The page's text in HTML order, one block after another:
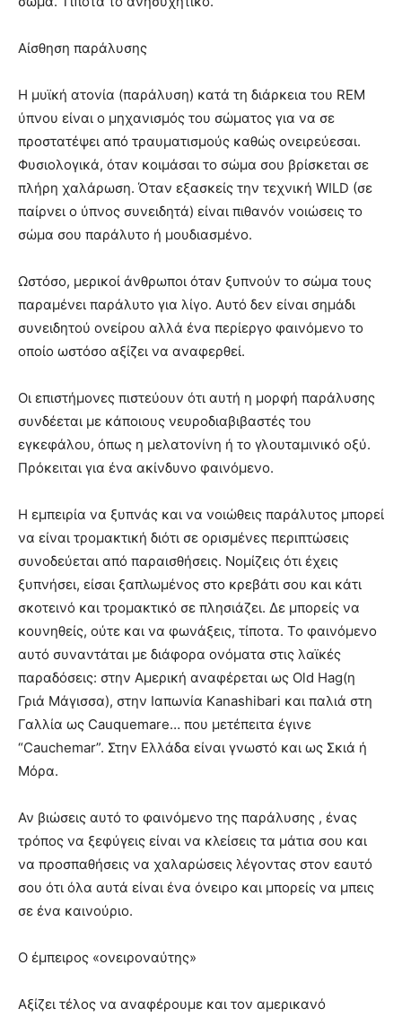
Αίσθηση παράλυσης
Η μυϊκή ατονία (παράλυση) κατά τη διάρκεια του REM
ύπνου είναι ο μηχανισμός του σώματος για να σε
προστατέψει από τραυματισμούς καθώς ονειρεύεσαι.
Φυσιολογικά, όταν κοιμάσαι το σώμα σου βρίσκεται σε
πλήρη χαλάρωση. Όταν εξασκείς την τεχνική WILD (σε
παίρνει ο ύπνος συνειδητά) είναι πιθανόν νοιώσεις το
σώμα σου παράλυτο ή μουδιασμένο.
Ωστόσο, μερικοί άνθρωποι όταν ξυπνούν το σώμα τους
παραμένει παράλυτο για λίγο. Αυτό δεν είναι σημάδι
συνειδητού ονείρου αλλά ένα περίεργο φαινόμενο το
οποίο ωστόσο αξίζει να αναφερθεί.
Οι επιστήμονες πιστεύουν ότι αυτή η μορφή παράλυσης
συνδέεται με κάποιους νευροδιαβιβαστές του
εγκεφάλου, όπως η μελατονίνη ή το γλουταμινικό οξύ.
Πρόκειται για ένα ακίνδυνο φαινόμενο.
Η εμπειρία να ξυπνάς και να νοιώθεις παράλυτος μπορεί
να είναι τρομακτική διότι σε ορισμένες περιπτώσεις
συνοδεύεται από παραισθήσεις. Νομίζεις ότι έχεις
ξυπνήσει, είσαι ξαπλωμένος στο κρεβάτι σου και κάτι
σκοτεινό και τρομακτικό σε πλησιάζει. Δε μπορείς να
κουνηθείς, ούτε και να φωνάξεις, τίποτα. Το φαινόμενο
αυτό συναντάται με διάφορα ονόματα στις λαϊκές
παραδόσεις: στην Αμερική αναφέρεται ως Old Hag(η
Γριά Μάγισσα), στην Ιαπωνία Kanashibari και παλιά στη
Γαλλία ως Cauquemare… που μετέπειτα έγινε
“Cauchemar”. Στην Ελλάδα είναι γνωστό και ως Σκιά ή
Μόρα.
Αν βιώσεις αυτό το φαινόμενο της παράλυσης , ένας
τρόπος να ξεφύγεις είναι να κλείσεις τα μάτια σου και
να προσπαθήσεις να χαλαρώσεις λέγοντας στον εαυτό
σου ότι όλα αυτά είναι ένα όνειρο και μπορείς να μπεις
σε ένα καινούριο.
Ο έμπειρος «ονειροναύτης»
Αξίζει τέλος να αναφέρουμε και τον αμερικανό